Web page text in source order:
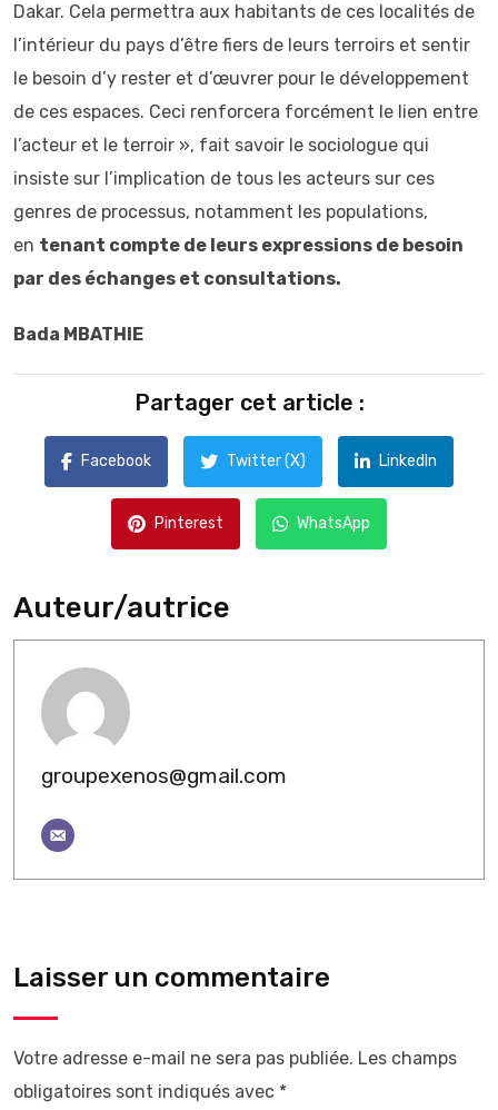
Dakar. Cela permettra aux habitants de ces localités de
l’intérieur du pays d’être fiers de leurs terroirs et sentir
le besoin d’y rester et d’œuvrer pour le développement
de ces espaces. Ceci renforcera forcément le lien entre
l’acteur et le terroir », fait savoir le sociologue qui
insiste sur l’implication de tous les acteurs sur ces
genres de processus, notamment les populations,
en tenant compte de leurs expressions de besoin
par des échanges et consultations.
Bada MBATHIE
Partager cet article :
Facebook Twitter (X) LinkedIn
Pinterest WhatsApp
Auteur/autrice
groupexenos@gmail.com
Laisser un commentaire
Votre adresse e-mail ne sera pas publiée. Les champs
obligatoires sont indiqués avec *